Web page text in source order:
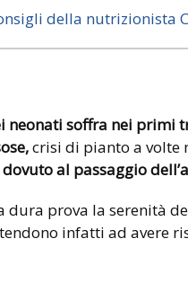
della nutrizionista
neonati soffra nei primi
crisi di pianto a volte
al passaggio
dura prova la serenità
infatti ad avere